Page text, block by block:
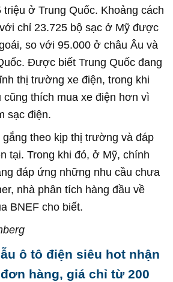
ở Trung Quốc. Khoảng cách
chỉ 23.725 bộ sạc ở Mỹ được
so với 95.000 ở châu Âu và
Được biết Trung Quốc đang
thị trường xe điện, trong khi
cũng thích mua xe điện hơn vì
sạc điện.
gắng theo kịp thị trường và đáp
tại. Trong khi đó, ở Mỹ, chính
đáp ứng những nhu cầu chưa
nhà phân tích hàng đầu về
BNEF cho biết.
ô tô điện siêu hot nhận
hàng, giá chỉ từ 200